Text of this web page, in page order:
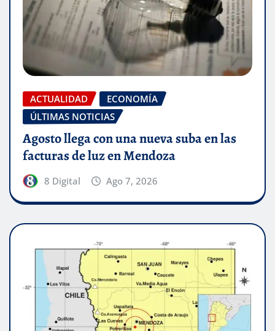
ACTUALIDAD
ECONOMÍA
ÚLTIMAS NOTICIAS
Agosto llega con una nueva suba en las
facturas de luz en Mendoza
8 Digital Ago 7, 2026